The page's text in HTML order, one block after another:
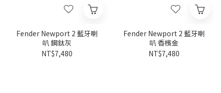
Fender Newport 2 藍牙喇
叭 鋼鈦灰
NT$7,480
Fender Newport 2 藍牙喇
叭 香檳金
NT$7,480